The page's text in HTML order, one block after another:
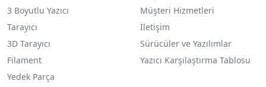
3 Boyutlu Yazıcı
Tarayıcı
3D Tarayıcı
Filament
Yedek Parça
Müşteri Hizmetleri
İletişim
Sürücüler ve Yazılımlar
Yazıcı Karşılaştırma Tablosu